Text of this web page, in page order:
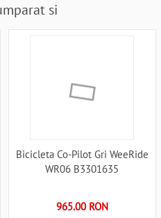
si
Bicicleta Co-Pilot Gri WeeRide
WR06 B3301635
965.00 RON